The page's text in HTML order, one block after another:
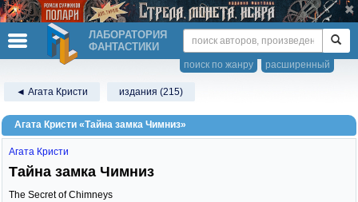
ЛАБОРАТОРИЯ
ФАНТАСТИКИ
расширенный
поиск по жанру
◄ Агата Кристи издания (215)
Агата Кристи «Тайна замка Чимниз»
Агата Кристи
Тайна замка Чимниз
The Secret of Chimneys